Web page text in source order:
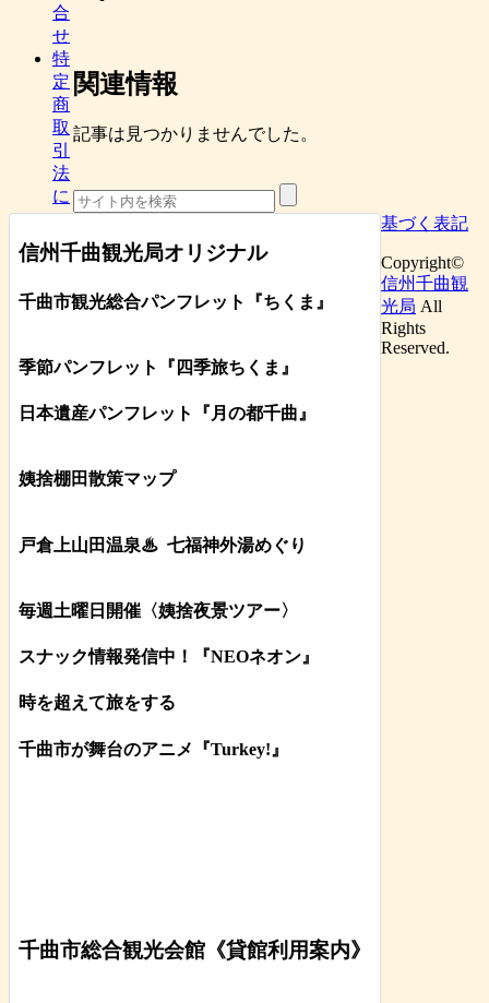
関連情報
記事は見つかりませんでした。
信州千曲観光局オリジナル
千曲市観光総合パンフレット 『ちくま 』
季節パンフレット『四季旅ちくま』
日本遺産パンフレット 『月の都千曲 』
姨捨棚田散策マップ
戸倉上山田温泉♨ 七福神外湯めぐり
毎週土曜日開催〈姨捨夜景ツアー〉
スナック情報発信中！『NEOネオン』
時を超えて旅をする
千曲市が舞台のアニメ『Turkey!』
千曲市総合観光会館《貸館利用案内》
合
せ
特
定
商
取
引
法
に
基づく表記
Copyright©
信州千曲観
光局 All
Rights
Reserved.